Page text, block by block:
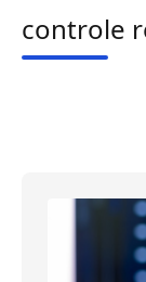
controle